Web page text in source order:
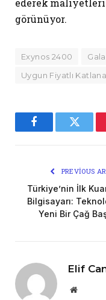
ederek maliyetleri
görünüyor.
Exynos 2400
Uygun Fiyatlı
FacebookTwitter
PREVIOUS
Türkiye’nin İlk
Bilgisayarı:
Yeni Bir Çağ
Elif
Website